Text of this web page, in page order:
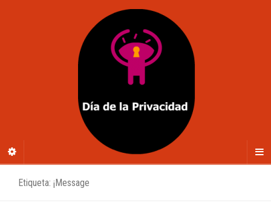
Etiqueta: ¡Message